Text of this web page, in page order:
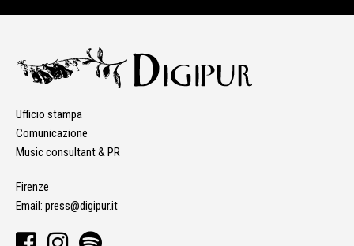
Ufficio stampa
Comunicazione
Music consultant & PR
Firenze
Email: press@digipur.it